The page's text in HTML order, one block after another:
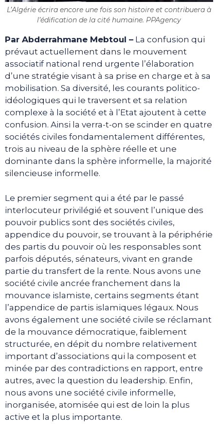
L’Algérie écrira encore une fois son histoire et contribuera à
l’édification de la cité humaine. PPAgency
Par Abderrahmane Mebtoul – La confusion qui
prévaut actuellement dans le mouvement
associatif national rend urgente l’élaboration
d’une stratégie visant à sa prise en charge et à sa
mobilisation. Sa diversité, les courants politico-
idéologiques qui le traversent et sa relation
complexe à la société et à l’Etat ajoutent à cette
confusion. Ainsi la verra-t-on se scinder en quatre
sociétés civiles fondamentalement différentes,
trois au niveau de la sphère réelle et une
dominante dans la sphère informelle, la majorité
silencieuse informelle.
Le premier segment qui a été par le passé
interlocuteur privilégié et souvent l’unique des
pouvoir publics sont des sociétés civiles,
appendice du pouvoir, se trouvant à la périphérie
des partis du pouvoir où les responsables sont
parfois députés, sénateurs, vivant en grande
partie du transfert de la rente. Nous avons une
société civile ancrée franchement dans la
mouvance islamiste, certains segments étant
l’appendice de partis islamiques légaux. Nous
avons également une société civile se réclamant
de la mouvance démocratique, faiblement
structurée, en dépit du nombre relativement
important d’associations qui la composent et
minée par des contradictions en rapport, entre
autres, avec la question du leadership. Enfin,
nous avons une société civile informelle,
inorganisée, atomisée qui est de loin la plus
active et la plus importante.